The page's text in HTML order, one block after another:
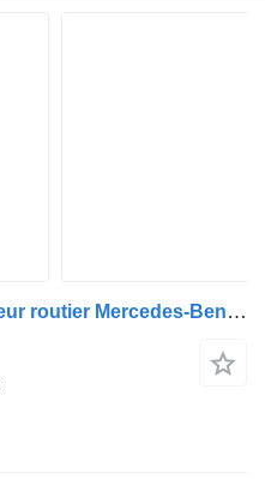
Boîte de vitesses pour tracteur routier Mercedes-Benz Actros